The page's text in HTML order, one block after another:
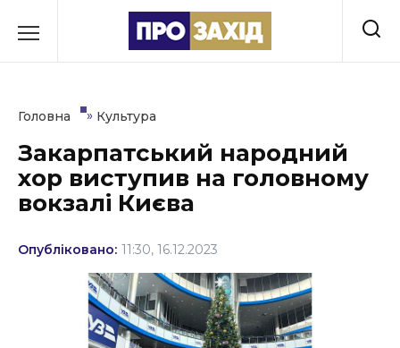
до
Культура
Освіта
Події
Політика
Соціум
Головна » Культура
Закарпатський народний
хор виступив на головному
вокзалі Києва
Опубліковано: 11:30, 16.12.2023